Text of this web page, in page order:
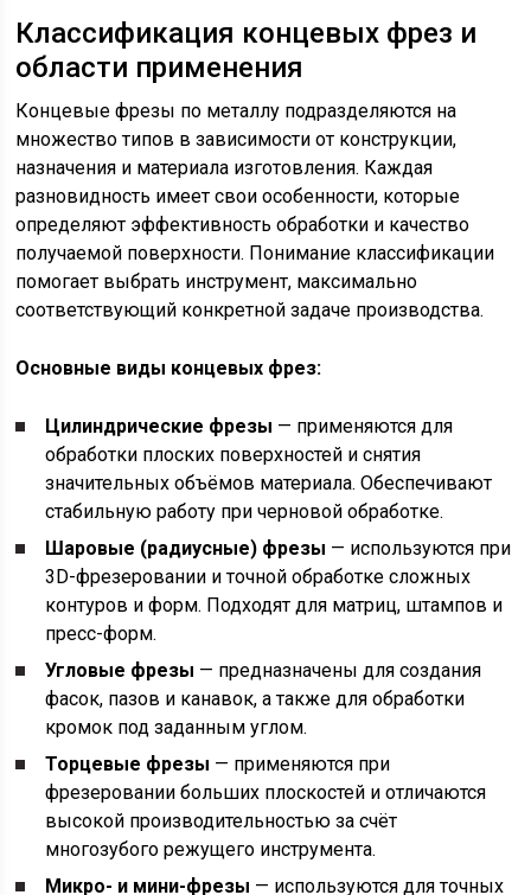
Классификация концевых фрез и
области применения
Концевые фрезы по металлу подразделяются на
множество типов в зависимости от конструкции,
назначения и материала изготовления. Каждая
разновидность имеет свои особенности, которые
определяют эффективность обработки и качество
получаемой поверхности. Понимание классификации
помогает выбрать инструмент, максимально
соответствующий конкретной задаче производства.
Основные виды концевых фрез:
Цилиндрические фрезы — применяются для
обработки плоских поверхностей и снятия
значительных объёмов материала. Обеспечивают
стабильную работу при черновой обработке.
Шаровые (радиусные) фрезы — используются при
3D-фрезеровании и точной обработке сложных
контуров и форм. Подходят для матриц, штампов и
пресс-форм.
Угловые фрезы — предназначены для создания
фасок, пазов и канавок, а также для обработки
кромок под заданным углом.
Торцевые фрезы — применяются при
фрезеровании больших плоскостей и отличаются
высокой производительностью за счёт
многозубого режущего инструмента.
Микро- и мини-фрезы — используются для точных